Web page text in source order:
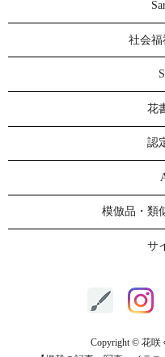
社会福
花
認
模倣品・類
サ
Copyright © 花咲